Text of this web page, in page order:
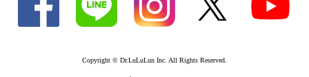
Copyright © Dr.LuLuLun Inc. All Rights Reserved.